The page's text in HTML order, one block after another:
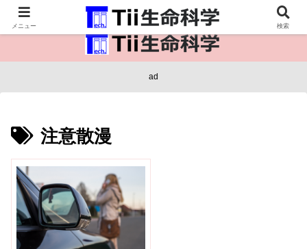
医療保健・生命・生物の情報インフラ。
ad
注意散漫
メニュー 検索